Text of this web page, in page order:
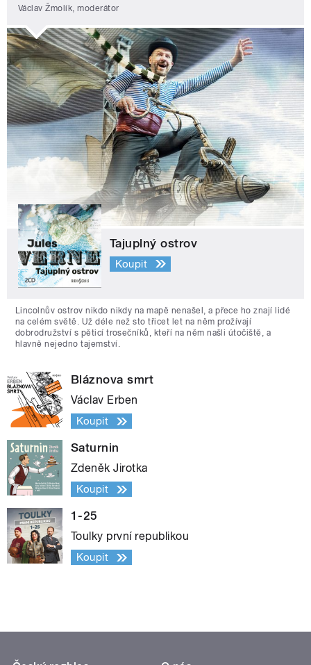
Václav Žmolík, moderátor
Tajuplný ostrov
Koupit
Lincolnův ostrov nikdo nikdy na mapě nenašel, a přece ho znají lidé
na celém světě. Už déle než sto třicet let na něm prožívají
dobrodružství s pěticí trosečníků, kteří na něm našli útočiště, a
hlavně nejedno tajemství.
Bláznova smrt
Václav Erben
Koupit
Saturnin
Zdeněk Jirotka
Koupit
1-25
Toulky první republikou
Koupit